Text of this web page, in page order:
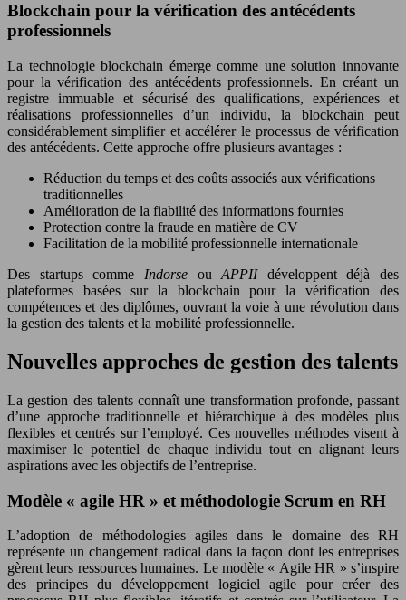
Blockchain pour la vérification des antécédents
professionnels
La technologie blockchain émerge comme une solution innovante
pour la vérification des antécédents professionnels. En créant un
registre immuable et sécurisé des qualifications, expériences et
réalisations professionnelles d’un individu, la blockchain peut
considérablement simplifier et accélérer le processus de vérification
des antécédents. Cette approche offre plusieurs avantages :
Réduction du temps et des coûts associés aux vérifications
traditionnelles
Amélioration de la fiabilité des informations fournies
Protection contre la fraude en matière de CV
Facilitation de la mobilité professionnelle internationale
Des startups comme Indorse ouAPPII développent déjà des
plateformes basées sur la blockchain pour la vérification des
compétences et des diplômes, ouvrant la voie à une révolution dans
la gestion des talents et la mobilité professionnelle.
Nouvelles approches de gestion des talents
La gestion des talents connaît une transformation profonde, passant
d’une approche traditionnelle et hiérarchique à des modèles plus
flexibles et centrés sur l’employé. Ces nouvelles méthodes visent à
maximiser le potentiel de chaque individu tout en alignant leurs
aspirations avec les objectifs de l’entreprise.
Modèle « agile HR » et méthodologie Scrum en RH
L’adoption de méthodologies agiles dans le domaine des RH
représente un changement radical dans la façon dont les entreprises
gèrent leurs ressources humaines. Le modèle « Agile HR » s’inspire
des principes du développement logiciel agile pour créer des